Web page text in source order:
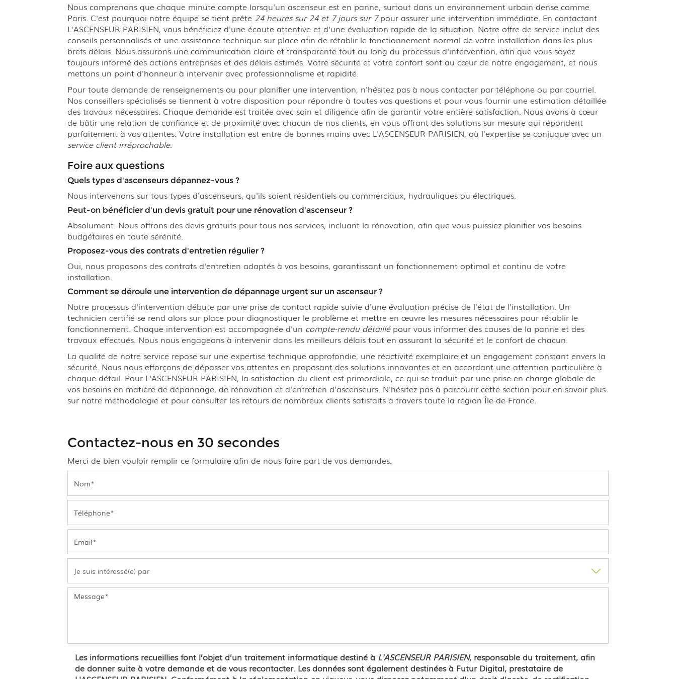
Nous comprenons que chaque minute compte lorsqu'un ascenseur est en panne, surtout dans un environnement urbain dense comme
Paris. C'est pourquoi notre équipe se tient prête 24 heures sur 24 et 7 jours sur 7pour assurer une intervention immédiate. En contactant
L'ASCENSEUR PARISIEN, vous bénéficiez d'une écoute attentive et d'une évaluation rapide de la situation. Notre offre de service inclut des
conseils personnalisés et une assistance technique sur place afin de rétablir le fonctionnement normal de votre installation dans les plus
brefs délais. Nous assurons une communication claire et transparente tout au long du processus d'intervention, afin que vous soyez
toujours informé des actions entreprises et des délais estimés. Votre sécurité et votre confort sont au cœur de notre engagement, et nous
mettons un point d'honneur à intervenir avec professionnalisme et rapidité.
Pour toute demande de renseignements ou pour planifier une intervention, n'hésitez pas à nous contacter par téléphone ou par courriel.
Nos conseillers spécialisés se tiennent à votre disposition pour répondre à toutes vos questions et pour vous fournir une estimation détaillée
des travaux nécessaires. Chaque demande est traitée avec soin et diligence afin de garantir votre entière satisfaction. Nous avons à cœur
de bâtir une relation de confiance et de proximité avec chacun de nos clients, en vous offrant des solutions sur mesure qui répondent
parfaitement à vos attentes. Votre installation est entre de bonnes mains avec L'ASCENSEUR PARISIEN, où l'expertise se conjugue avec un
service client irréprochable.
Foire aux questions
Quels types d'ascenseurs dépannez-vous ?
Nous intervenons sur tous types d'ascenseurs, qu'ils soient résidentiels ou commerciaux, hydrauliques ou électriques.
Peut-on bénéficier d'un devis gratuit pour une rénovation d'ascenseur ?
Absolument. Nous offrons des devis gratuits pour tous nos services, incluant la rénovation, afin que vous puissiez planifier vos besoins
budgétaires en toute sérénité.
Proposez-vous des contrats d'entretien régulier ?
Oui, nous proposons des contrats d'entretien adaptés à vos besoins, garantissant un fonctionnement optimal et continu de votre
installation.
Comment se déroule une intervention de dépannage urgent sur un ascenseur ?
Notre processus d'intervention débute par une prise de contact rapide suivie d'une évaluation précise de l'état de l'installation. Un
technicien certifié se rend alors sur place pour diagnostiquer le problème et mettre en œuvre les mesures nécessaires pour rétablir le
fonctionnement. Chaque intervention est accompagnée d'un compte-rendu détaillépour vous informer des causes de la panne et des
travaux effectués. Nous nous engageons à intervenir dans les meilleurs délais tout en assurant la sécurité et le confort de chacun.
La qualité de notre service repose sur une expertise technique approfondie, une réactivité exemplaire et un engagement constant envers la
sécurité. Nous nous efforçons de dépasser vos attentes en proposant des solutions innovantes et en accordant une attention particulière à
chaque détail. Pour L'ASCENSEUR PARISIEN, la satisfaction du client est primordiale, ce qui se traduit par une prise en charge globale de
vos besoins en matière de dépannage, de rénovation et d'entretien d'ascenseurs. N'hésitez pas à parcourir cette section pour en savoir plus
sur notre méthodologie et pour consulter les retours de nombreux clients satisfaits à travers toute la région Île-de-France.
Contactez-nous en 30 secondes
Merci de bien vouloir remplir ce formulaire afin de nous faire part de vos demandes.
Les informations recueillies font l’objet d’un traitement informatique destiné à L'ASCENSEUR PARISIEN, responsable du traitement, afin
de donner suite à votre demande et de vous recontacter. Les données sont également destinées à Futur Digital, prestataire de